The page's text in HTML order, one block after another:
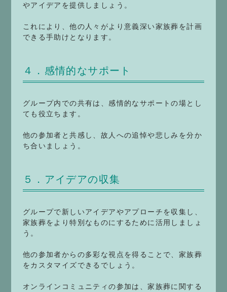
やアイデアを提供しましょう。
これにより、他の人々がより意義深い家族葬を計画
できる手助けとなります。
４．感情的なサポート
グループ内での共有は、感情的なサポートの場とし
ても役立ちます。
他の参加者と共感し、故人への追悼や悲しみを分か
ち合いましょう。
５．アイデアの収集
グループで新しいアイデアやアプローチを収集し、
家族葬をより特別なものにするために活用しましょ
う。
他の参加者からの多彩な視点を得ることで、家族葬
をカスタマイズできるでしょう。
オンラインコミュニティの参加は、家族葬に関する